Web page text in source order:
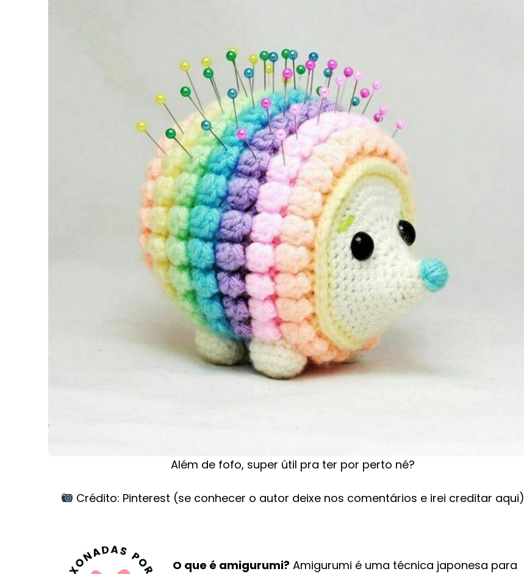
Além de fofo, super útil pra ter por perto né?
Crédito: Pinterest (se conhecer o autor deixe nos comentários e irei creditar aqui)
O que é amigurumi? Amigurumi é uma técnica japonesa para